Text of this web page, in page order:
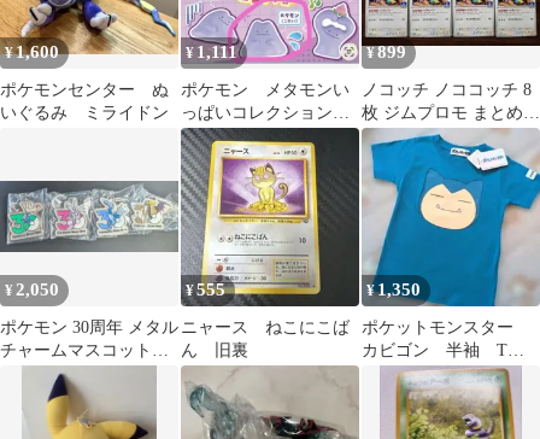
¥1,600
ポケモンセンター ぬ
いぐるみ ミライドン
¥ 1,111
ポケモン メタモンい
っぱいコレクション２
個
¥899
ノコッチ ノココッチ 8
枚 ジムプロモ まとめ売
り ポケモンカード
¥ 2,050
ポケモン 30周年 メタル
チャームマスコットシ
ンオウ全3種+ゼルアネ
¥555
ニャース ねこにこば
ん 旧裏
¥1,350
ポケットモンスター
カビゴン 半袖 Tシ
ャツ 新品未使用